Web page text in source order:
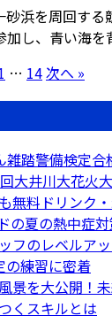
浜を周回する
し、青い海を
… 14次へ »
雑踏警備検定合
大井川大花火
無料ドリンク
の夏の熱中症対
フのレベルア
の練習に密着
景を大公開！
くスキルとは